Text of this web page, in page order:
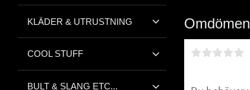
Omdömen
KLÄDER & UTRUSTNING
COOL STUFF
BULT & SLANG ETC...